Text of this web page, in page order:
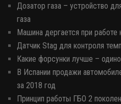
Дозатор газа – устройство
газа
Машина дергается при работе
Датчик Stag для контроля
Какие форсунки лучше –
В Испании продажи
за 2018 год
Принцип работы ГБО 2